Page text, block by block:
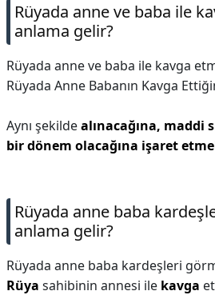
Rüyada anne ve baba ile
anlama gelir?
Rüyada anne ve baba ile kavga
Rüyada Anne Babanın Kavga
Aynı şekildealınacağına, maddi
bir dönem olacağına işaret
Rüyada anne baba
anlama gelir?
Rüyada anne baba kardeşleri
Rüya sahibinin annesi ile kavga